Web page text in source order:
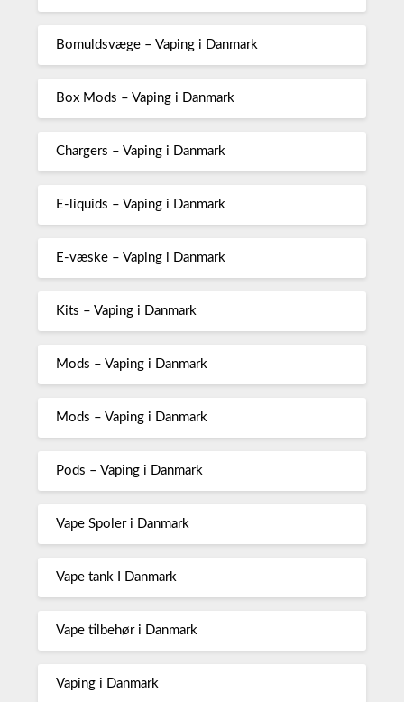
Bomuldsvæge – Vaping i Danmark
Box Mods – Vaping i Danmark
Chargers – Vaping i Danmark
E-liquids – Vaping i Danmark
E-væske – Vaping i Danmark
Kits – Vaping i Danmark
Mods – Vaping i Danmark
Mods – Vaping i Danmark
Pods – Vaping i Danmark
Vape Spoler i Danmark
Vape tank I Danmark
Vape tilbehør i Danmark
Vaping i Danmark